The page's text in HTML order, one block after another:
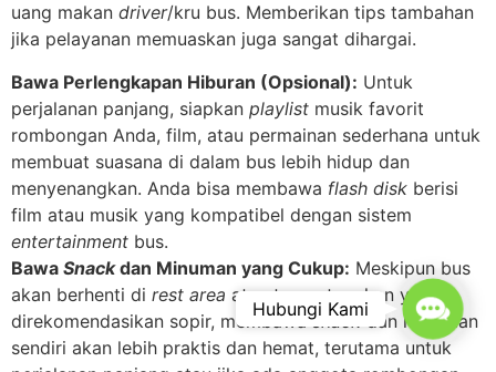
uang makan driver/kru bus. Memberikan tips tambahan
jika pelayanan memuaskan juga sangat dihargai.
Bawa Perlengkapan Hiburan (Opsional): Untuk
perjalanan panjang, siapkan playlist musik favorit
rombongan Anda, film, atau permainan sederhana untuk
membuat suasana di dalam bus lebih hidup dan
menyenangkan. Anda bisa membawa flash disk berisi
film atau musik yang kompatibel dengan sistem
entertainment bus.
Bawa Snackdan Minuman yang Cukup: Meskipun bus
akan berhenti di rest area atau tempat makan yang
direkomendasikan sopir, membawasnackdan minuman
sendiri akan lebih praktis dan hemat, terutama untuk
Hubungi Kami